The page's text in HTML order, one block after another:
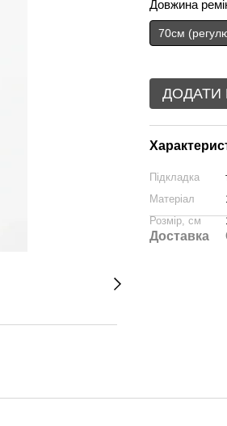
Довжина
70см
ДОДАТИ
Підкладка
Матеріал
Розмір, см
Доставка